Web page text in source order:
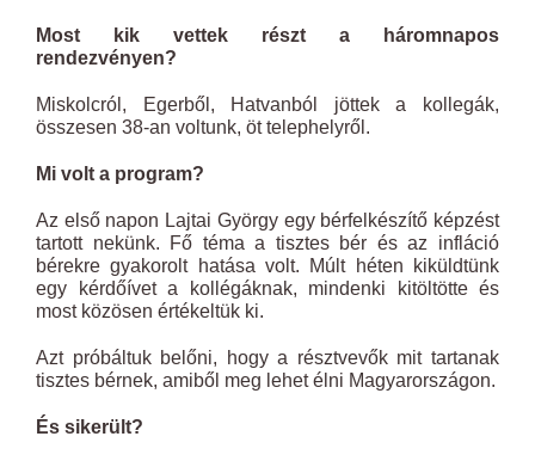
Most kik vettek részt a háromnapos
rendezvényen?
Miskolcról, Egerből, Hatvanból jöttek a kollegák,
összesen 38-an voltunk, öt telephelyről.
Mi volt a program?
Az első napon Lajtai György egy bérfelkészítő képzést
tartott nekünk. Fő téma a tisztes bér és az infláció
bérekre gyakorolt hatása volt. Múlt héten kiküldtünk
egy kérdőívet a kollégáknak, mindenki kitöltötte és
most közösen értékeltük ki.
Azt próbáltuk belőni, hogy a résztvevők mit tartanak
tisztes bérnek, amiből meg lehet élni Magyarországon.
És sikerült?